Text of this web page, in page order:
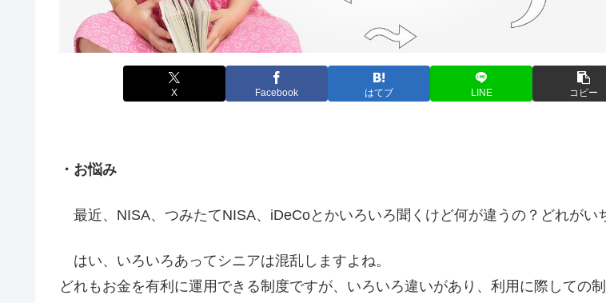
X Facebook はてブ LINE コピー
・お悩み
最近、NISA、つみたてNISA、iDeCoとかいろいろ聞くけど何が違うの？どれがい
はい、いろいろあってシニアは混乱しますよね。
どれもお金を有利に運用できる制度ですが、いろいろ違いがあり、利用に際しての